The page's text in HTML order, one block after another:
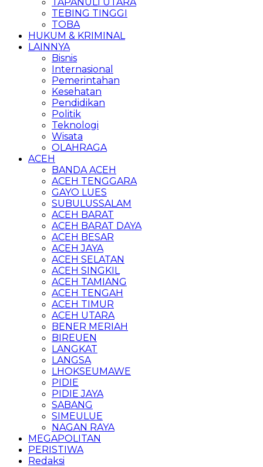
TEBING TINGGI
TOBA
HUKUM & KRIMINAL
LAINNYA
Bisnis
Internasional
Pemerintahan
Kesehatan
Pendidikan
Politik
Teknologi
Wisata
OLAHRAGA
ACEH
BANDA ACEH
ACEH TENGGARA
GAYO LUES
SUBULUSSALAM
ACEH BARAT
ACEH BARAT DAYA
ACEH BESAR
ACEH JAYA
ACEH SELATAN
ACEH SINGKIL
ACEH TAMIANG
ACEH TENGAH
ACEH TIMUR
ACEH UTARA
BENER MERIAH
BIREUEN
LANGKAT
LANGSA
LHOKSEUMAWE
PIDIE
PIDIE JAYA
SABANG
SIMEULUE
NAGAN RAYA
MEGAPOLITAN
PERISTIWA
Redaksi